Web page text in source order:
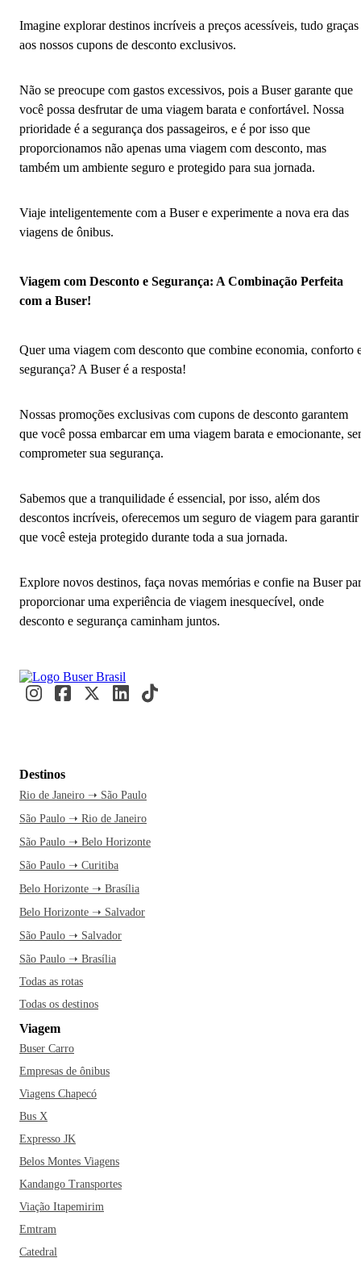
Imagine explorar destinos incríveis a preços acessíveis, tudo graças
aos nossos cupons de desconto exclusivos.
Não se preocupe com gastos excessivos, pois a Buser garante que
você possa desfrutar de uma viagem barata e confortável. Nossa
prioridade é a segurança dos passageiros, e é por isso que
proporcionamos não apenas uma viagem com desconto, mas
também um ambiente seguro e protegido para sua jornada.
Viaje inteligentemente com a Buser e experimente a nova era das
viagens de ônibus.
Viagem com Desconto e Segurança: A Combinação Perfeita
com a Buser!
Quer uma viagem com desconto que combine economia, conforto
segurança? A Buser é a resposta!
Nossas promoções exclusivas com cupons de desconto garantem
que você possa embarcar em uma viagem barata e emocionante,
comprometer sua segurança.
Sabemos que a tranquilidade é essencial, por isso, além dos
descontos incríveis, oferecemos um seguro de viagem para garantir
que você esteja protegido durante toda a sua jornada.
Explore novos destinos, faça novas memórias e confie na Buser
proporcionar uma experiência de viagem inesquecível, onde
desconto e segurança caminham juntos.
Destinos
Rio de Janeiro ➝ São Paulo
São Paulo ➝ Rio de Janeiro
São Paulo ➝ Belo Horizonte
São Paulo ➝ Curitiba
Belo Horizonte ➝ Brasília
Belo Horizonte ➝ Salvador
São Paulo ➝ Salvador
São Paulo ➝ Brasília
Todas as rotas
Todas os destinos
Viagem
Buser Carro
Empresas de ônibus
Viagens Chapecó
Bus X
Expresso JK
Belos Montes Viagens
Kandango Transportes
Viação Itapemirim
Emtram
Catedral